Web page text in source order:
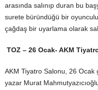
arasında salınıp duran bu
surete büründüğü bir
çağdaş bir uyarlama olarak
TOZ – 26 Ocak- AKM
AKM Tiyatro Salonu, 26 Ocak
yazar Murat